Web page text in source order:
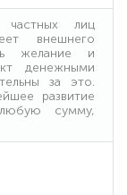
частных лиц
внешнего
желание и
денежными
за это.
развитие
сумму,